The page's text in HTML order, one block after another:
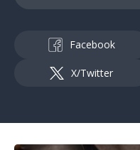
Facebook
X/Twitter